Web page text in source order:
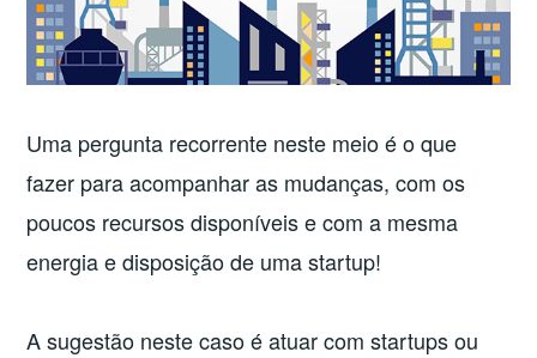
Uma pergunta recorrente neste meio é o que
fazer para acompanhar as mudanças, com os
poucos recursos disponíveis e com a mesma
energia e disposição de uma startup!
A sugestão neste caso é atuar com startups ou